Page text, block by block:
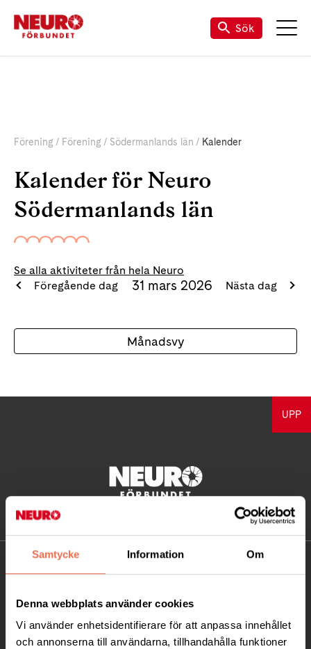
Samtycke Information Om
Denna webbplats använder cookies
Vi använder enhetsidentifierare för att anpassa innehållet
och annonserna till användarna, tillhandahålla funktioner
Sök
Förening Förening Södermanlands län Kalender
Kalender för Neuro
Södermanlands län
Se alla aktiviteter från hela Neuro
Föregående dag
31 mars 2026 Nästa dag
Månadsvy
UPP
Besöksadress:
Ågatan 12 C, 172 62 Sundbyberg
Telefon: 08-677 70 10